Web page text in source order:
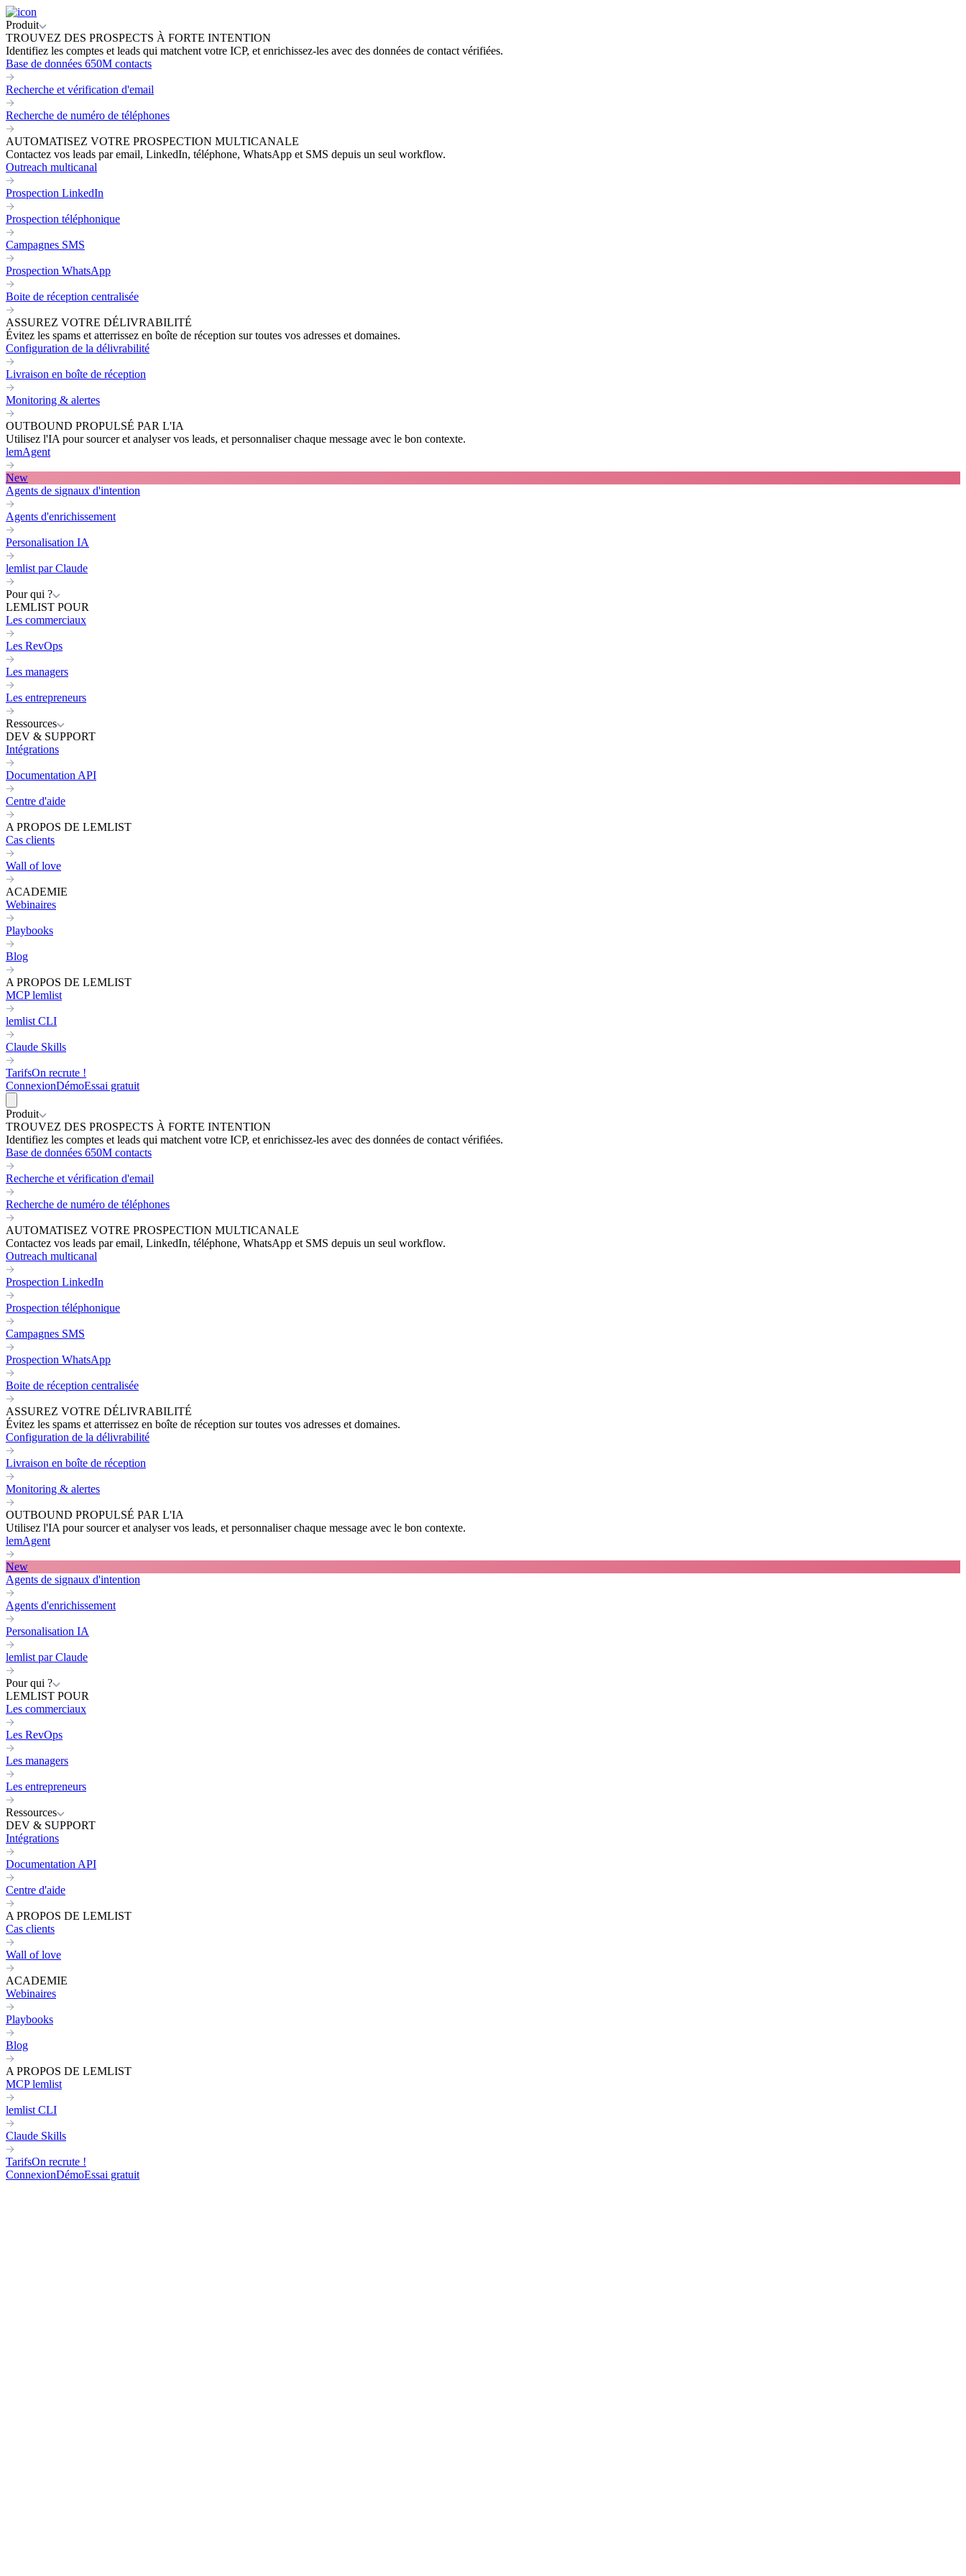
Produit
TROUVEZ DES PROSPECTS À FORTE INTENTION
Identifiez les comptes et leads qui matchent votre ICP, et enrichissez-les avec des données de contact vérifiées.
Base de données 650M contacts
Recherche et vérification d'email
Recherche de numéro de téléphones
AUTOMATISEZ VOTRE PROSPECTION MULTICANALE
Contactez vos leads par email, LinkedIn, téléphone, WhatsApp et SMS depuis un seul workflow.
Outreach multicanal
Prospection LinkedIn
Prospection téléphonique
Campagnes SMS
Prospection WhatsApp
Boite de réception centralisée
ASSUREZ VOTRE DÉLIVRABILITÉ
Évitez les spams et atterrissez en boîte de réception sur toutes vos adresses et domaines.
Configuration de la délivrabilité
Livraison en boîte de réception
Monitoring & alertes
OUTBOUND PROPULSÉ PAR L'IA
Utilisez l'IA pour sourcer et analyser vos leads, et personnaliser chaque message avec le bon contexte.
lemAgent
New
Agents de signaux d'intention
Agents d'enrichissement
Personalisation IA
lemlist par Claude
Pour qui ?
LEMLIST POUR
Les commerciaux
Les RevOps
Les managers
Les entrepreneurs
Ressources
DEV & SUPPORT
Intégrations
Documentation API
Centre d'aide
A PROPOS DE LEMLIST
Cas clients
Wall of love
ACADEMIE
Webinaires
Playbooks
Blog
A PROPOS DE LEMLIST
MCP lemlist
lemlist CLI
Claude Skills
TarifsOn recrute !
ConnexionDémoEssai gratuit
Produit
TROUVEZ DES PROSPECTS À FORTE INTENTION
Identifiez les comptes et leads qui matchent votre ICP, et enrichissez-les avec des données de contact vérifiées.
Base de données 650M contacts
Recherche et vérification d'email
Recherche de numéro de téléphones
AUTOMATISEZ VOTRE PROSPECTION MULTICANALE
Contactez vos leads par email, LinkedIn, téléphone, WhatsApp et SMS depuis un seul workflow.
Outreach multicanal
Prospection LinkedIn
Prospection téléphonique
Campagnes SMS
Prospection WhatsApp
Boite de réception centralisée
ASSUREZ VOTRE DÉLIVRABILITÉ
Évitez les spams et atterrissez en boîte de réception sur toutes vos adresses et domaines.
Configuration de la délivrabilité
Livraison en boîte de réception
Monitoring & alertes
OUTBOUND PROPULSÉ PAR L'IA
Utilisez l'IA pour sourcer et analyser vos leads, et personnaliser chaque message avec le bon contexte.
lemAgent
New
Agents de signaux d'intention
Agents d'enrichissement
Personalisation IA
lemlist par Claude
Pour qui ?
LEMLIST POUR
Les commerciaux
Les RevOps
Les managers
Les entrepreneurs
Ressources
DEV & SUPPORT
Intégrations
Documentation API
Centre d'aide
A PROPOS DE LEMLIST
Cas clients
Wall of love
ACADEMIE
Webinaires
Playbooks
Blog
A PROPOS DE LEMLIST
MCP lemlist
lemlist CLI
Claude Skills
TarifsOn recrute !
ConnexionDémoEssai gratuit